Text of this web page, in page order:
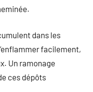
dans les
facilement,
Un ramonage
ces dépôts